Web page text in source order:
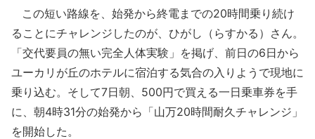
この短い路線を、始発から終電までの20時間乗り続け
ることにチャレンジしたのが、ひがし（らすかる）さん。
「交代要員の無い完全人体実験」を掲げ、前日の6日から
ユーカリが丘のホテルに宿泊する気合の入りようで現地に
乗り込む。そして7日朝、500円で買える一日乗車券を手
に、朝4時31分の始発から「山万20時間耐久チャレンジ」
を開始した。